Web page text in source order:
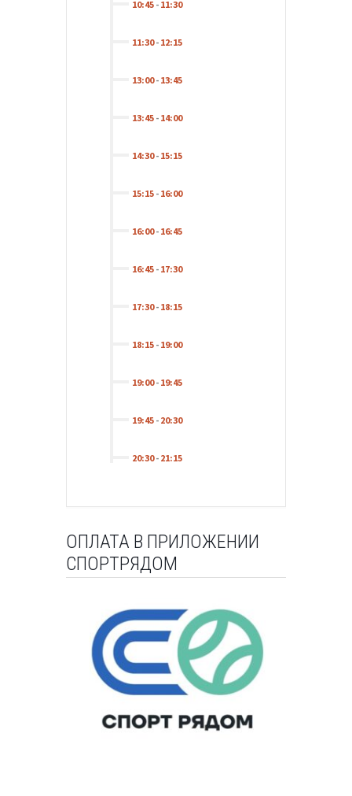
10:45- 11:30
11:30- 12:15
13:00- 13:45
13:45- 14:00
14:30- 15:15
15:15- 16:00
16:00- 16:45
16:45- 17:30
17:30- 18:15
18:15- 19:00
19:00- 19:45
19:45- 20:30
20:30- 21:15
ОПЛАТА В ПРИЛОЖЕНИИ
СПОРТРЯДОМ